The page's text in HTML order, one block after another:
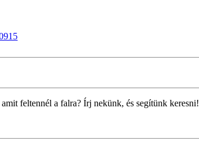
feltennél a falra? Írj nekünk, és segítünk keresni!